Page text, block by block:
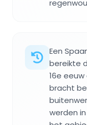
Een
bereikte
16e
bracht
werden